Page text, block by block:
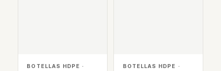
BOTELLAS HDPE ·
BOTELLAS HDPE ·